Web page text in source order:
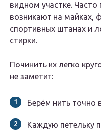
видном участке.
возникают на майках,
спортивных штанах и
стирки.
Починить их легко
не заметит:
Берём нить точно
Каждую петельку